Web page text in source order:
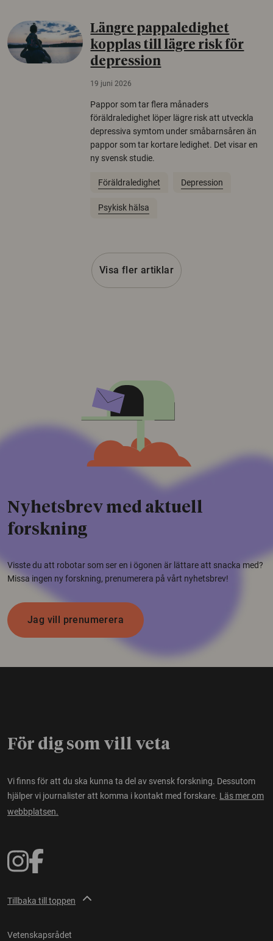
Längre pappaledighet
kopplas till lägre risk för
depression
19 juni 2026
Pappor som tar flera månaders
föräldraledighet löper lägre risk att utveckla
depressiva symtom under småbarnsåren än
pappor som tar kortare ledighet. Det visar en
ny svensk studie.
Föräldraledighet Depression
Psykisk hälsa
Visa fler artiklar
Nyhetsbrev med aktuell
forskning
Visste du att robotar som ser en i ögonen är lättare att snacka med?
Missa ingen ny forskning, prenumerera på vårt nyhetsbrev!
Jag vill prenumerera
För dig som vill veta
Vi finns för att du ska kunna ta del av svensk forskning. Dessutom
hjälper vi journalister att komma i kontakt med forskare. Läs mer om
webbplatsen.
Tillbaka till toppen
Vetenskapsrådet